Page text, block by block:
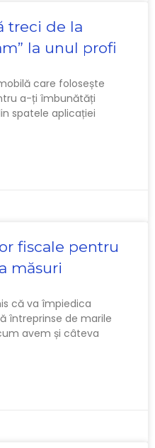
treci de la
la unul profi
care folosește
a-ți îmbunătăți
spatele aplicației
fiscale pentru
măsuri
că va împiedica
întreprinse de marile
avem și câteva